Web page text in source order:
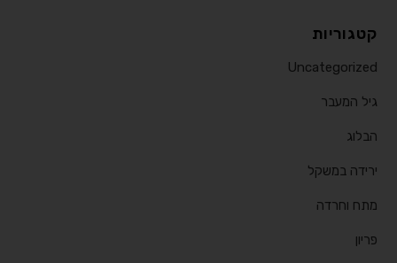
קטגוריות
Uncategorized
גיל המעבר
הבלוג
ירידה במשקל
מתח וחרדה
פריון